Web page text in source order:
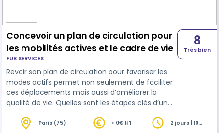
Concevoir un plan de circulation pour
les mobilités actives et le cadre de vie
FUB SERVICES
Revoir son plan de circulation pour favoriser les
modes actifs permet non seulement de faciliter
ces déplacements mais aussi d’améliorer la
qualité de vie. Quelles sont les étapes clés d’un
associer ? Quels arguments mobiliser pour
8
Très bien
Paris (75) > 0€ HT
2 jours | 10